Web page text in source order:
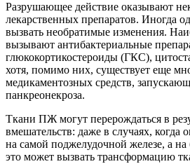
Разрушающее действие оказывают
лекарственных препаратов. Иногда
вызвать необратимые изменения.
вызывают антибактериальные
глюкокортикостероиды (ГКС),
хотя, помимо них, существует еще
медикаментозных средств,
панкреонекроза.
Ткани ПЖ могут перерождаться в
вмешательств: даже в случаях, когда
на самой поджелудочной железе, а
это может вызвать трансформацию